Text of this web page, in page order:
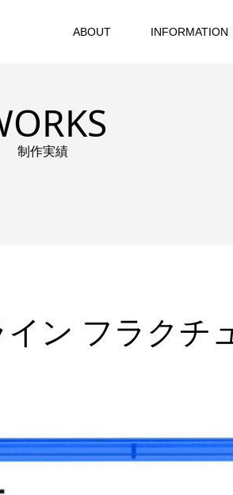
ABOUT INFORMATION
制作実績
ン フラクチ